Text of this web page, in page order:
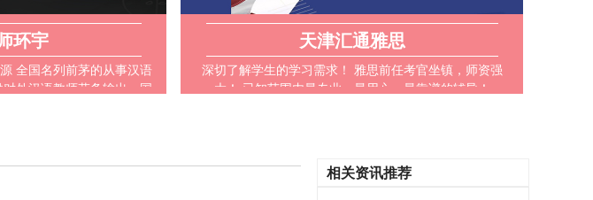
环宇
全国名列前茅的从事汉语
外汉语教师劳务输出，国
天津汇通雅思
深切了解学生的学习需求！ 雅思前任考官坐镇，师资强
大！ 已知范围内最专业，最用心，最靠谱的辅导！
相关资讯推荐